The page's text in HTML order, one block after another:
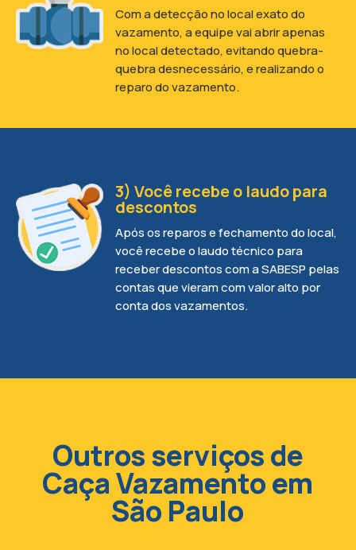
Com a detecção no local exato do
vazamento, a equipe vai abrir apenas
no local detectado, evitando quebra-
quebra desnecessário, e realizando o
reparo do vazamento.
3) Você recebe o laudo para
descontos
Após os reparos e fechamento do local,
você recebe o laudo técnico para
receber descontos com a SABESP pelas
contas que vieram com valor alto por
conta dos vazamentos.
Outros serviços de
Caça Vazamento em
São Paulo